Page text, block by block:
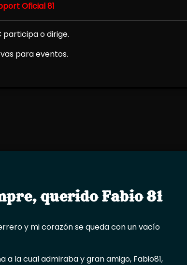
Oficial 81
participa o dirige.
para eventos.
querido Fabio 81
y mi corazón se queda con un vacío
a la cual admiraba y gran amigo, Fabio81,